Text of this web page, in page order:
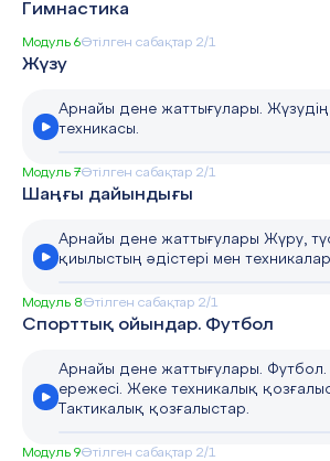
Гимнастика
Модуль 6Өтілген сабақтар 2/1
Жүзу
Арнайы дене жаттығулары. Жүзудің
техникасы.
Модуль 7Өтілген сабақтар 2/1
Шаңғы дайындығы
Арнайы дене жаттығулары Жүру,
қиылыстың әдістері мен
Модуль 8Өтілген сабақтар 2/1
Спорттық ойындар. Футбол
Арнайы дене жаттығулары.
ережесі. Жеке техникалық
Тактикалық қозғалыстар.
Модуль 9Өтілген сабақтар 2/1